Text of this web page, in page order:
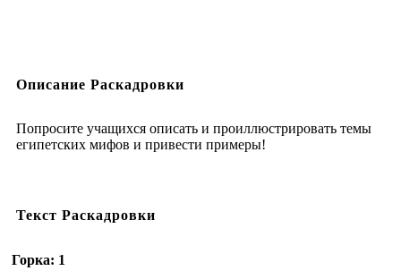
Описание Раскадровки
Попросите учащихся описать и проиллюстрировать темы
египетских мифов и привести примеры!
Текст Раскадровки
Горка: 1